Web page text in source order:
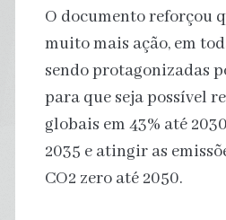
O documento reforçou
muito mais ação, em
sendo protagonizadas
para que seja possível
globais em 43% até
2035 e atingir as
CO2 zero até 2050.